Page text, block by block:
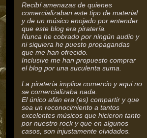
Recibí amenazas de quienes
comercializaban este tipo de material
y de un músico enojado por entender
que este blog era piratería.
Nunca he cobrado por ningún audio y
ni siquiera he puesto propagandas
que me han ofrecido.
Inclusive me han propuesto comprar
el blog por una suculenta suma.
La piratería implica comercio y aqui no
se comercializaba nada.
El único afán era (es) compartir y que
sea un reconocimiento a tantos
excelentes músicos que hicieron tanto
por nuestro rock y que en algunos
casos, son injustamente olvidados.